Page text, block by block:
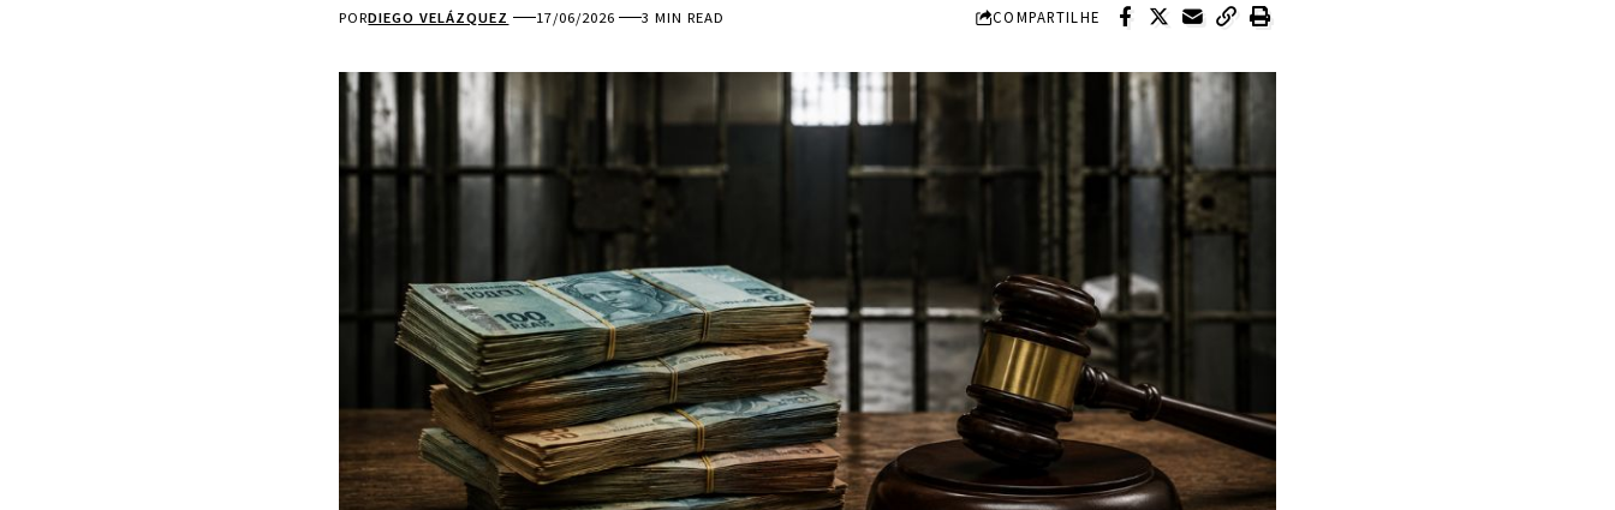
PORDIEGO VELÁZQUEZ 17/06/2026 3 MIN READ COMPARTILHE